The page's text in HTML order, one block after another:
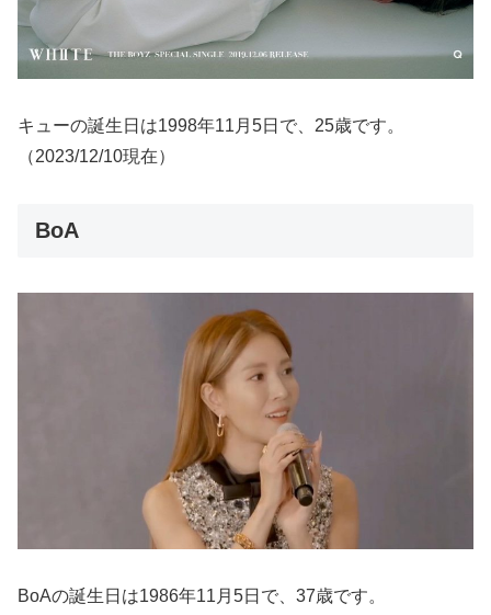
キューの誕生日は1998年11月5日で、25歳です。
（2023/12/10現在）
BoA
BoAの誕生日は1986年11月5日で、37歳です。